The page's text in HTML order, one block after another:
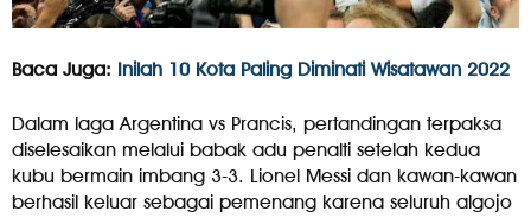
Baca Juga: Inilah 10 Kota Paling Diminati Wisatawan 2022
Dalam laga Argentina vs Prancis, pertandingan terpaksa
diselesaikan melalui babak adu penalti setelah kedua
kubu bermain imbang 3-3. Lionel Messi dan kawan-kawan
berhasil keluar sebagai pemenang karena seluruh algojo